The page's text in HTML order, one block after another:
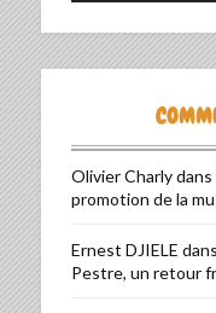
Olivier Charlydans
promotion de la
Ernest DJIELE dans
Pestre, un retour